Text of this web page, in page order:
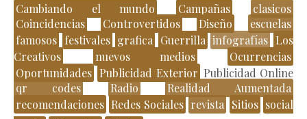
Cambiando el mundo
Campañas
clasicos
Coincidencias
Controvertidos Diseño
escuelas
famosos festivales grafica Guerrilla infografías Los
Creativos
nuevos medios
Ocurrencias
Oportunidades Publicidad Exterior Publicidad Online
qr codes
Radio
Realidad Aumentada
recomendaciones Redes Sociales revista Sitios social